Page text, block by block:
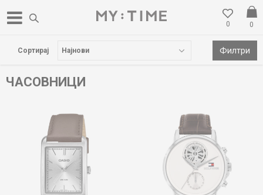
0
0
БЕСПЛАТНА ДОСТАВА НАД 3000 ден
ЧАСОВНИЦИ
Сортирај Филтри